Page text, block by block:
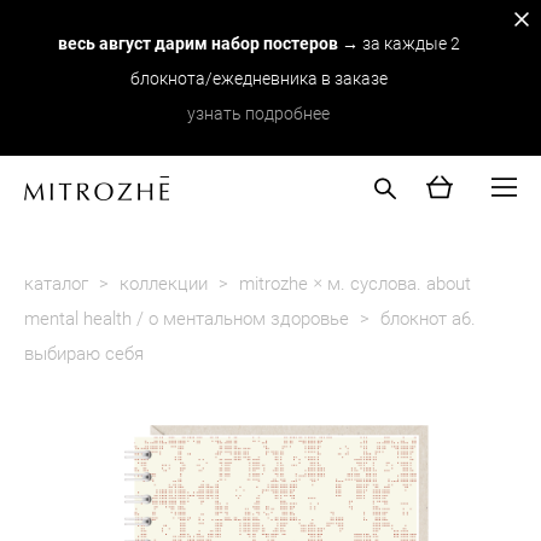
весь август дарим набор постеров→ за каждые 2
блокнота/ежедневника в заказе
узнать подробнее
каталог > коллекции > mitrozhe × м. суслова. about
mental health / о ментальном здоровье > блокнот а6.
выбираю себя